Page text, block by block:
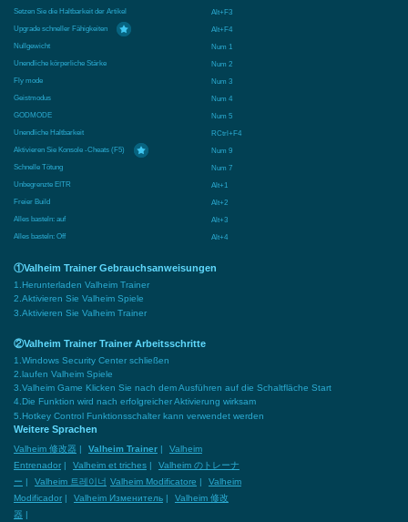
Setzen Sie die Haltbarkeit der Artikel
Alt+F3
Upgrade schneller Fähigkeiten
Alt+F4
Nullgewicht
Num 1
Unendliche körperliche Stärke
Num 2
Fly mode
Num 3
Geistmodus
Num 4
GODMODE
Num 5
Unendliche Haltbarkeit
RCtrl+F4
Aktivieren Sie Konsole -Cheats (F5)
Num 9
Schnelle Tötung
Num 7
Unbegrenzte EITR
Alt+1
Freier Build
Alt+2
Alles basteln: auf
Alt+3
Alles basteln: Off
Alt+4
①Valheim Trainer Gebrauchsanweisungen
1.Herunterladen Valheim Trainer
2.Aktivieren Sie Valheim Spiele
3.Aktivieren Sie Valheim Trainer
②Valheim Trainer Trainer Arbeitsschritte
1.Windows Security Center schließen
2.laufen Valheim Spiele
3.Valheim Game Klicken Sie nach dem Ausführen auf die Schaltfläche Start
4.Die Funktion wird nach erfolgreicher Aktivierung wirksam
5.Hotkey Control Funktionsschalter kann verwendet werden
Weitere Sprachen
Valheim 修改器 | Valheim Trainer |
Valheim
Entrenador | Valheim et triches |
Valheim のトレーナ
ー | Valheim 트레이너 Valheim Modificatore |
Valheim
Modificador | Valheim Изменитель |
Valheim 修改
器 |